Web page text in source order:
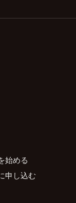
始める
申し込む